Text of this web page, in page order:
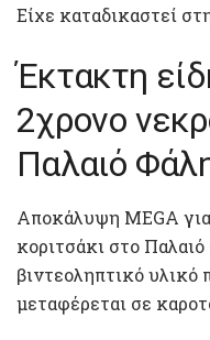
Είχε καταδικαστεί
Έκτακτη
2χρονο
Παλαιό
Αποκάλυψη MEGA
κοριτσάκι στο
βιντεοληπτικό υλικό
μεταφέρεται σε